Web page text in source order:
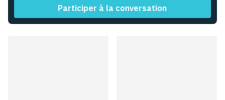
Participer à la conversation